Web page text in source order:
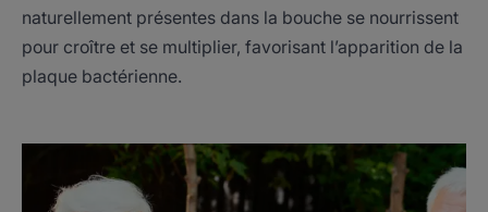
naturellement présentes dans la bouche se nourrissent
pour croître et se multiplier, favorisant l’apparition de la
plaque bactérienne.